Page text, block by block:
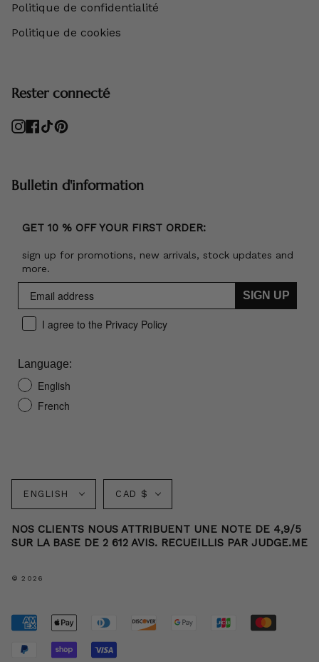
Politique de confidentialité
Politique de cookies
Rester connecté
Instagram
Facebook
TikTokPinterest
Bulletin d'information
GET 10 % OFF YOUR FIRST ORDER:
sign up for promotions, new arrivals, stock updates and
more.
SIGN UP
I agree to the Privacy Policy
Language:
English
French
Langue
ENGLISH Monnaie
CAD $
NOS CLIENTS NOUS ATTRIBUENT UNE NOTE DE 4,9/5
SUR LA BASE DE 2 612 AVIS. RECUEILLIS PAR JUDGE.ME
© 2026